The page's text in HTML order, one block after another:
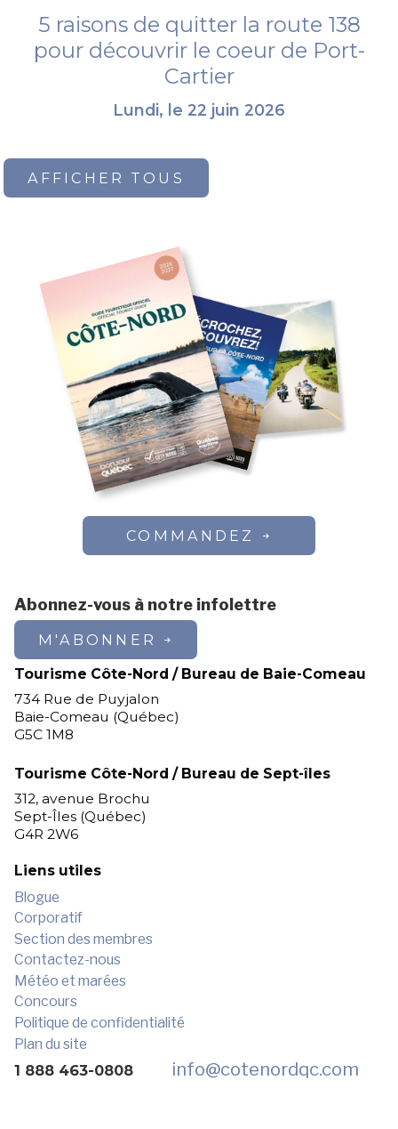
5 raisons de quitter la route 138
pour découvrir le coeur de Port-
Cartier
Lundi, le 22 juin 2026
AFFICHER TOUS
COMMANDEZ
Abonnez-vous à notre infolettre
M'ABONNER
Tourisme Côte-Nord / Bureau de Baie-Comeau
734 Rue de Puyjalon
Baie-Comeau (Québec)
G5C 1M8
Tourisme Côte-Nord / Bureau de Sept-îles
312, avenue Brochu
Sept-Îles (Québec)
G4R 2W6
Liens utiles
Blogue
Corporatif
Section des membres
Contactez-nous
Météo et marées
Concours
Politique de confidentialité
Plan du site
1 888 463-0808 info@cotenordqc.com